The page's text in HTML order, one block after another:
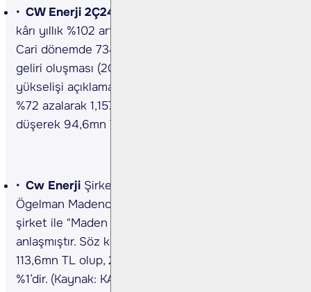
CW Enerji 2Ç24 sonuçları…
kârı yıllık %102 artarak 223,8mn TL’ye yükseldi.
Cari dönemde 734,1mn TL’lik ertelenmiş vergi
geliri oluşması (2Ç23: 13,8mn TL gider) net kârdaki
yükselişi açıklamaktadır. 2Ç24’te net satışlar yıllık
%72 azalarak 1,157mn TL ve FAVÖK yıllık %84
düşerek 94,6mn TL olmuştur. (Kaynak: KAP)
Cw Enerji Şirket ve bağlı ortaklığı Hayri
Ögelman Madencilik, yurt dışında yerleşik bir
şirket ile "Maden Cevheri Satışı" konusunda
anlaşmıştır. Söz konusu sözleşmenin toplam tutarı
113,6mn TL olup, 2023 cirosuna oranı yaklaşık
%1’dir. (Kaynak: KAP)